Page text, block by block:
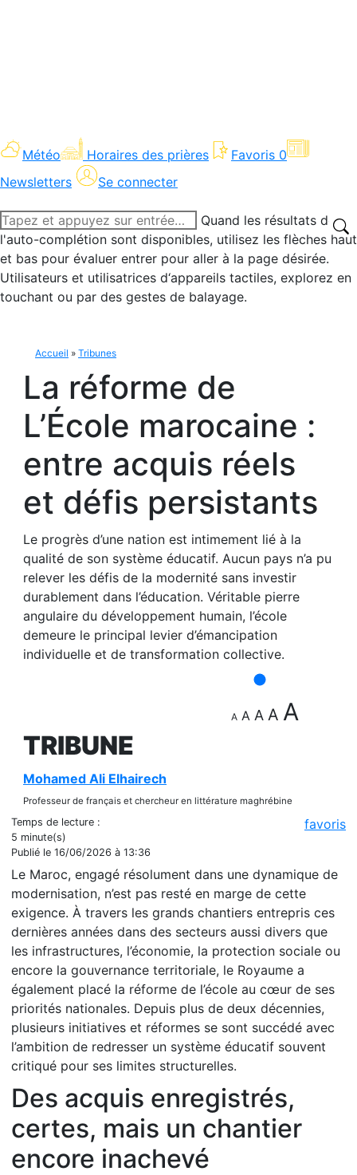
Météo Horaires des prières Favoris 0
Newsletters
Se connecter
Recherche
:
Quand les résultats de
l'auto-complétion sont disponibles, utilisez les flèches haut
et bas pour évaluer entrer pour aller à la page désirée.
Utilisateurs et utilisatrices d‘appareils tactiles, explorez en
touchant ou par des gestes de balayage.
Accueil » Tribunes
La réforme de
L’École marocaine :
entre acquis réels
et défis persistants
Le progrès d’une nation est intimement lié à la
qualité de son système éducatif. Aucun pays n’a pu
relever les défis de la modernité sans investir
durablement dans l’éducation. Véritable pierre
angulaire du développement humain, l’école
demeure le principal levier d’émancipation
individuelle et de transformation collective.
A A A A A
TRIBUNE
Mohamed Ali Elhairech
Professeur de français et chercheur en littérature maghrébine
Temps de lecture :
5 minute(s)
Publié le 16/06/2026 à 13:36
favoris
Le Maroc, engagé résolument dans une dynamique de
modernisation, n’est pas resté en marge de cette
exigence. À travers les grands chantiers entrepris ces
dernières années dans des secteurs aussi divers que
les infrastructures, l’économie, la protection sociale ou
encore la gouvernance territoriale, le Royaume a
également placé la réforme de l’école au cœur de ses
priorités nationales. Depuis plus de deux décennies,
plusieurs initiatives et réformes se sont succédé avec
l’ambition de redresser un système éducatif souvent
critiqué pour ses limites structurelles.
Des acquis enregistrés,
certes, mais un chantier
encore inachevé